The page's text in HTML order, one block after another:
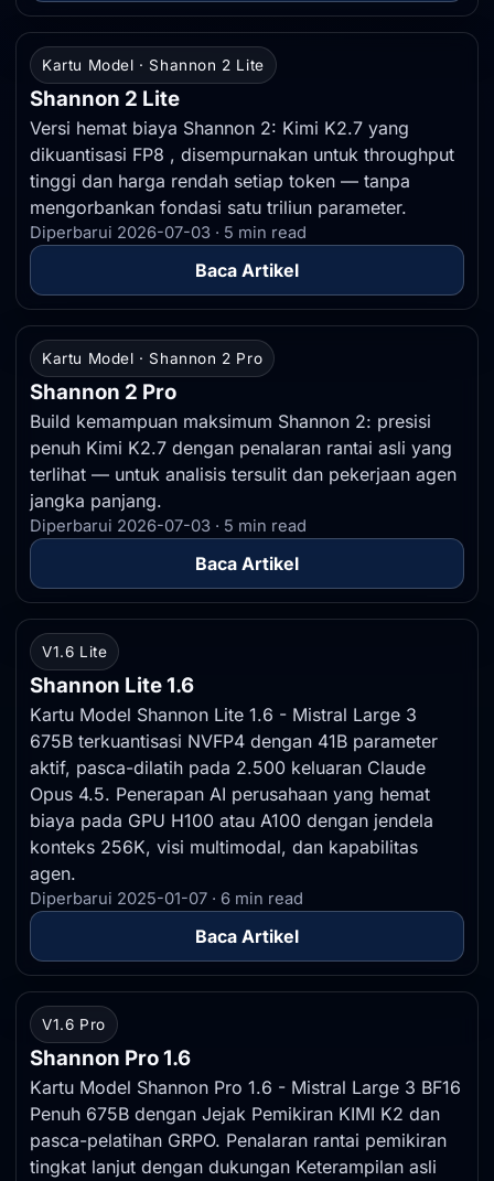
Kartu Model · Shannon 2 Lite
Shannon 2 Lite
Versi hemat biaya Shannon 2: Kimi K2.7 yang
dikuantisasi FP8 , disempurnakan untuk throughput
tinggi dan harga rendah setiap token — tanpa
mengorbankan fondasi satu triliun parameter.
Diperbarui 2026-07-03 · 5 min read
Baca Artikel
Kartu Model · Shannon 2 Pro
Shannon 2 Pro
Build kemampuan maksimum Shannon 2: presisi
penuh Kimi K2.7 dengan penalaran rantai asli yang
terlihat — untuk analisis tersulit dan pekerjaan agen
jangka panjang.
Diperbarui 2026-07-03 · 5 min read
Baca Artikel
V1.6 Lite
Shannon Lite 1.6
Kartu Model Shannon Lite 1.6 - Mistral Large 3
675B terkuantisasi NVFP4 dengan 41B parameter
aktif, pasca-dilatih pada 2.500 keluaran Claude
Opus 4.5. Penerapan AI perusahaan yang hemat
biaya pada GPU H100 atau A100 dengan jendela
konteks 256K, visi multimodal, dan kapabilitas
agen.
Diperbarui 2025-01-07 · 6 min read
Baca Artikel
V1.6 Pro
Shannon Pro 1.6
Kartu Model Shannon Pro 1.6 - Mistral Large 3 BF16
Penuh 675B dengan Jejak Pemikiran KIMI K2 dan
pasca-pelatihan GRPO. Penalaran rantai pemikiran
tingkat lanjut dengan dukungan Keterampilan asli